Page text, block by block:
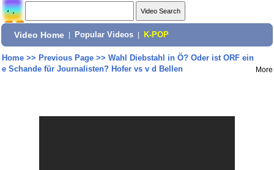
Video Home Popular Videos K-POP
Home>> Previous Page>> Wahl Diebstahl in Ö? Oder ist ORF ein
e Schande für Journalisten? Hofer vs v d Bellen
More